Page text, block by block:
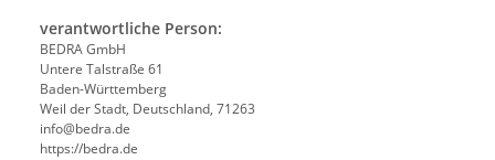
verantwortliche Person:
BEDRA GmbH
Untere Talstraße 61
Baden-Württemberg
Weil der Stadt, Deutschland, 71263
info@bedra.de
https://bedra.de